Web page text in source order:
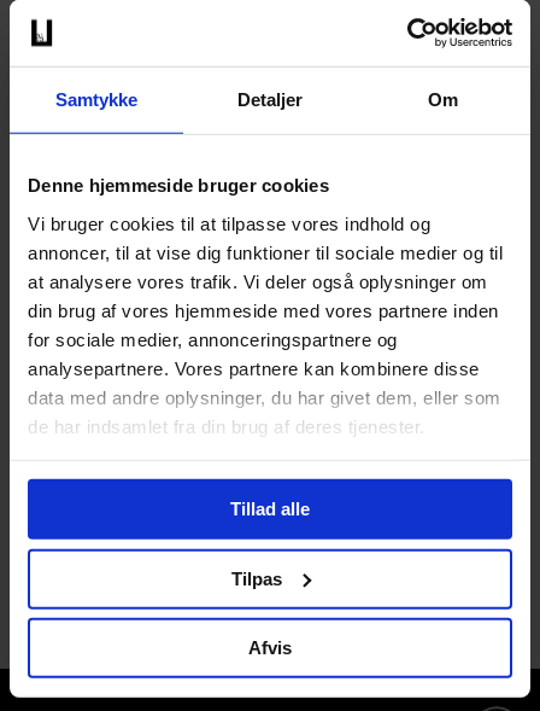
Samtykke Detaljer Om
Denne hjemmeside bruger cookies
Vi bruger cookies til at tilpasse vores indhold og
annoncer, til at vise dig funktioner til sociale medier og til
at analysere vores trafik. Vi deler også oplysninger om
din brug af vores hjemmeside med vores partnere inden
for sociale medier, annonceringspartnere og
analysepartnere. Vores partnere kan kombinere disse
data med andre oplysninger, du har givet dem, eller som
de har indsamlet fra din brug af deres tjenester.
Tillad alle
Tilpas
Afvis
VOLA er Principal Partner hos
Utzon Center